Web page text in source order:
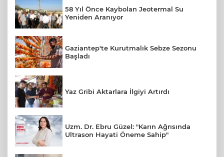
58 Yıl Önce Kaybolan Jeotermal Su
Yeniden Aranıyor
Gaziantep'te Kurutmalık Sebze Sezonu
Başladı
Yaz Gribi Aktarlara İlgiyi Artırdı
Uzm. Dr. Ebru Güzel: "Karın Ağrısında
Ultrason Hayati Öneme Sahip"